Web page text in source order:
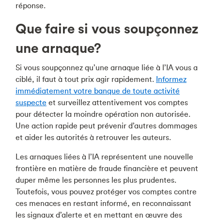
réponse.
Que faire si vous soupçonnez
une arnaque?
Si vous soupçonnez qu’une arnaque liée à l’IA vous a
ciblé, il faut à tout prix agir rapidement. Informez
immédiatement votre banque de toute activité
suspecte et surveillez attentivement vos comptes
pour détecter la moindre opération non autorisée.
Une action rapide peut prévenir d’autres dommages
et aider les autorités à retrouver les auteurs.
Les arnaques liées à l’IA représentent une nouvelle
frontière en matière de fraude financière et peuvent
duper même les personnes les plus prudentes.
Toutefois, vous pouvez protéger vos comptes contre
ces menaces en restant informé, en reconnaissant
les signaux d’alerte et en mettant en œuvre des